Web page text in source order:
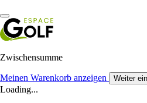
Zwischensumme
Meinen Warenkorb anzeigen Weiter
Loading...